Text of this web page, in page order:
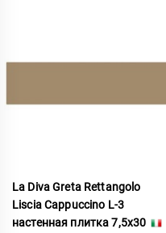
La Diva Greta Rettangolo
Liscia Cappuccino L-3
настенная плитка 7,5x30